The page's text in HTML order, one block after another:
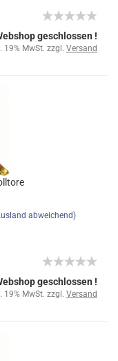
geschlossen !
19% MwSt. zzgl. Versand
abweichend)
geschlossen !
19% MwSt. zzgl. Versand